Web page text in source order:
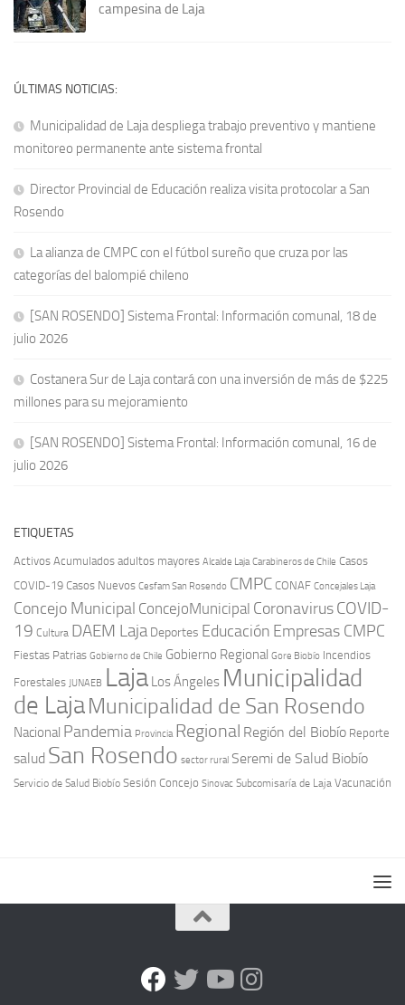
campesina de Laja
ÚLTIMAS NOTICIAS:
Municipalidad de Laja despliega trabajo preventivo y mantiene
monitoreo permanente ante sistema frontal
Director Provincial de Educación realiza visita protocolar a San
Rosendo
La alianza de CMPC con el fútbol sureño que cruza por las
categorías del balompié chileno
[SAN ROSENDO] Sistema Frontal: Información comunal, 18 de
julio 2026
Costanera Sur de Laja contará con una inversión de más de $225
millones para su mejoramiento
[SAN ROSENDO] Sistema Frontal: Información comunal, 16 de
julio 2026
ETIQUETAS
Activos Acumulados adultos mayores Alcalde Laja Carabineros de Chile Casos
COVID-19 Casos Nuevos Cesfam San Rosendo CMPC CONAF Concejales Laja
Concejo Municipal ConcejoMunicipal CoronavirusCOVID-
19 Cultura DAEM Laja Deportes Educación Empresas CMPC
Fiestas Patrias Gobierno de Chile Gobierno Regional Gore Biobío Incendios
Forestales JUNAEB Laja Los Ángeles Municipalidad
de LajaMunicipalidad de San Rosendo
Nacional Pandemia Provincia Regional Región del Biobío Reporte
salud San Rosendo sector rural Seremi de Salud Biobío
Servicio de Salud Biobío Sesión Concejo Sinovac Subcomisaría de Laja Vacunación